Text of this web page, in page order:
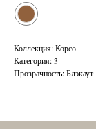
Коллекция: Корсо
Категория: 3
Прозрачность: Блэкаут